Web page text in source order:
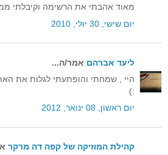
מאוד אהבתי את הרשימה וקיבלתי
יום שישי, 30 יולי, 2010
ליעד אברהם אמר/ה...
היי , שמחתי והופתעתי לגלות את
:)
יום ראשון, 08 ינואר, 2012
קהילת המוזיקה של קפה דה מרקר